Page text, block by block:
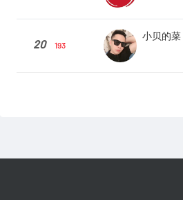
20 193
小贝的菜